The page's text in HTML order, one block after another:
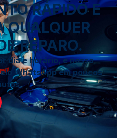
RÁPIDO E
QUALQUER
REPARO.
dia e horário, e nossa
WhatsApp em poucos